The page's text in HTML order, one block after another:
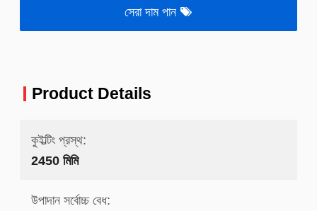
সেরা দাম পান
Product Details
কুইল্টিং প্রস্থ:
2450 মিমি
উপাদান সর্বোচ্চ বেধ: